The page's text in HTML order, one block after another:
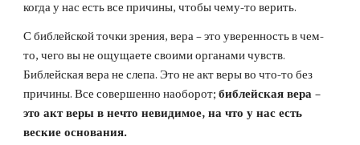
когда у нас есть все причины, чтобы чему-то верить.
С библейской точки зрения, вера – это уверенность в чем-
то, чего вы не ощущаете своими органами чувств.
Библейская вера не слепа. Это не акт веры во что-то без
причины. Все совершенно наоборот; библейская вера –
это акт веры в нечто невидимое, на что у нас есть
веские основания.